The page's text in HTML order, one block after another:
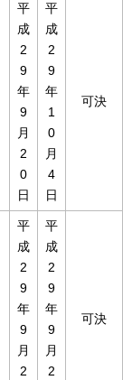
平
成
2
9
年
9
月
2
0
日
平
成
2
9
年
1
0
月
4
日
可決
平
成
2
9
年
9
月
2
平
成
2
9
年
9
月
2
可決